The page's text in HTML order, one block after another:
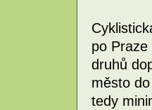
po
druhů
město
tedy